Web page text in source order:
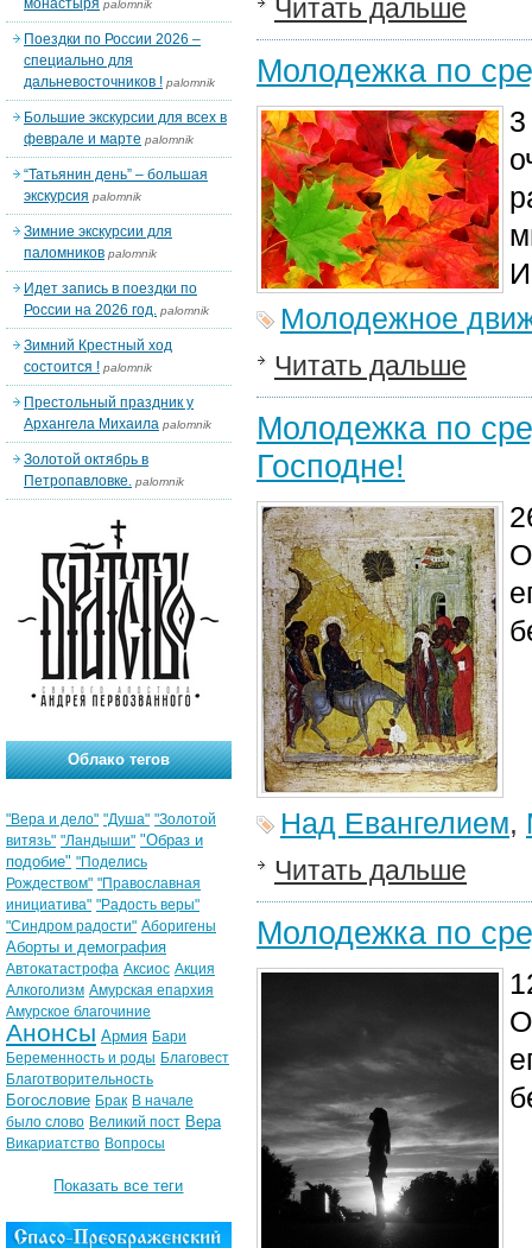
Читать дальше
Молодежка по
Молодежное
Читать дальше
Молодежка по
Господне!
Над Евангелием,
Читать дальше
Молодежка по
монастыря palomnik
Поездки по России 2026 –
специально для
дальневосточников ! palomnik
Большие экскурсии для всех в
феврале и марте palomnik
“Татьянин день” – большая
экскурсия palomnik
Зимние экскурсии для
паломников palomnik
Идет запись в поездки по
России на 2026 год. palomnik
Зимний Крестный ход
состоится ! palomnik
Престольный праздник у
Архангела Михаила palomnik
Золотой октябрь в
Петропавловке. palomnik
Облако тегов
"Вера и дело" "Душа" "Золотой
витязь" "Ландыши" "Образ и
подобие" "Поделись
Рождеством" "Православная
инициатива" "Радость веры"
"Синдром радости" Аборигены
Аборты и демография
Автокатастрофа Аксиос Акция
Алкоголизм Амурская епархия
Амурское благочиние
Анонсы Армия Бари
Беременность и роды Благовест
Благотворительность
Богословие Брак В начале
было слово Великий пост Вера
Викариатство Вопросы
Показать все теги